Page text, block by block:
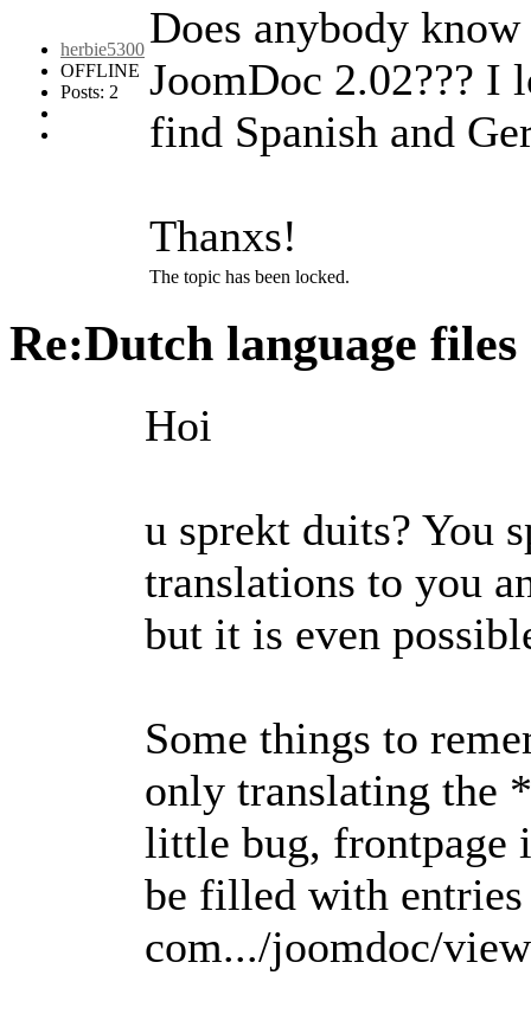
herbie5300
OFFLINE
Posts: 2
Does anybody
JoomDoc 2.02??? I
find Spanish and
Thanxs!
The topic has been locked.
Re:Dutch language files
Hoi
u sprekt duits? You
translations to you
but it is even
Some things to
only translating the
little bug, frontpage
be filled with
com.../joomdoc/